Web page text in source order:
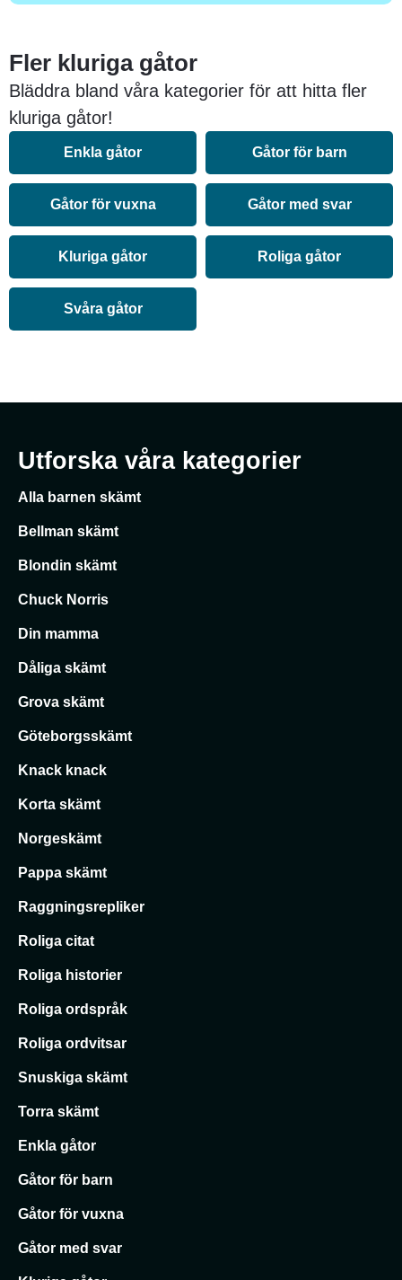
Fler kluriga gåtor
Bläddra bland våra kategorier för att hitta fler
kluriga gåtor!
Enkla gåtor Gåtor för barn
Gåtor för vuxna Gåtor med svar
Kluriga gåtor Roliga gåtor
Svåra gåtor
Utforska våra kategorier
Alla barnen skämt
Bellman skämt
Blondin skämt
Chuck Norris
Din mamma
Dåliga skämt
Grova skämt
Göteborgsskämt
Knack knack
Korta skämt
Norgeskämt
Pappa skämt
Raggningsrepliker
Roliga citat
Roliga historier
Roliga ordspråk
Roliga ordvitsar
Snuskiga skämt
Torra skämt
Enkla gåtor
Gåtor för barn
Gåtor för vuxna
Gåtor med svar